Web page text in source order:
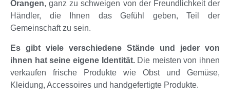
Orangen, ganz zu schweigen von der Freundlichkeit der
Händler, die Ihnen das Gefühl geben, Teil der
Gemeinschaft zu sein.
Es gibt viele verschiedene Stände und jeder von
ihnen hat seine eigene Identität.Die meisten von ihnen
verkaufen frische Produkte wie Obst und Gemüse,
Kleidung, Accessoires und handgefertigte Produkte.